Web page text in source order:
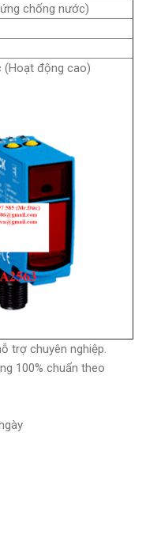
chống nước)
(Hoạt động cao)
trợ chuyên nghiệp.
100% chuẩn theo